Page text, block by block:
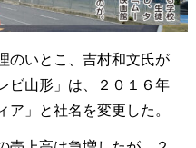
のいとこ、吉村和文氏が
ビ山形」は、２０１６年
ア」と社名を変更した。